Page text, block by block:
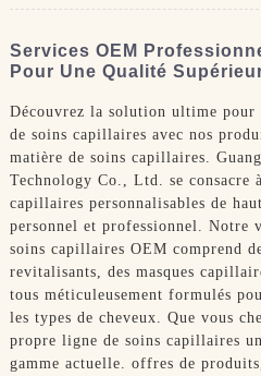
Services OEM
Pour Une Qualité
Découvrez la solution ultime pour
de soins capillaires avec nos
matière de soins capillaires.
Technology Co., Ltd. se consacre
capillaires personnalisables de
personnel et professionnel. Notre
soins capillaires OEM comprend
revitalisants, des masques
tous méticuleusement formulés
les types de cheveux. Que vous
propre ligne de soins capillaires
gamme actuelle. offres de